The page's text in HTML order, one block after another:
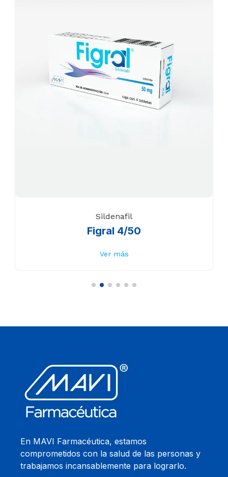
Sildenafil
Figral 4/50
Ver más
En MAVI Farmacéutica, estamos
comprometidos con la salud de las personas y
trabajamos incansablemente para lograrlo.